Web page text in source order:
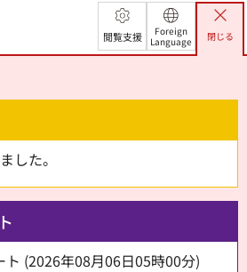
閲覧支援
Foreign
Language
閉じる
した。
ト (2026年08月06日05時00分)